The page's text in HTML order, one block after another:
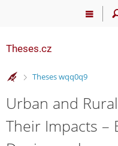
Theses.cz
>
Theses wqq0q9
Urban and
Their Impacts –